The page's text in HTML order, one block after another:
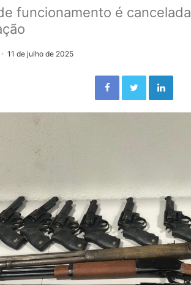
funcionamento é
11 de julho de 2025
FacebookTwitter